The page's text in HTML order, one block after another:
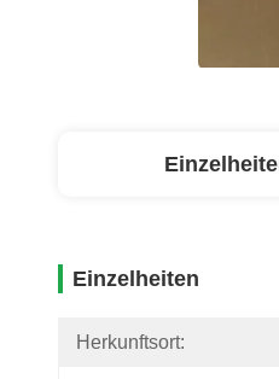
Einzelheiten
Herkunftsort: